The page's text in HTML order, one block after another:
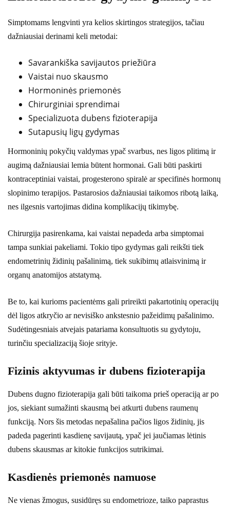
Simptomams lengvinti yra kelios skirtingos strategijos, tačiau
dažniausiai derinami keli metodai:
Savarankiška savijautos priežiūra
Vaistai nuo skausmo
Hormoninės priemonės
Chirurginiai sprendimai
Specializuota dubens fizioterapija
Sutapusių ligų gydymas
Hormoninių pokyčių valdymas ypač svarbus, nes ligos plitimą ir
augimą dažniausiai lemia būtent hormonai. Gali būti paskirti
kontraceptiniai vaistai, progesterono spiralė ar specifinės hormonų
slopinimo terapijos. Pastarosios dažniausiai taikomos ribotą laiką,
nes ilgesnis vartojimas didina komplikacijų tikimybę.
Chirurgija pasirenkama, kai vaistai nepadeda arba simptomai
tampa sunkiai pakeliami. Tokio tipo gydymas gali reikšti tiek
endometrinių židinių pašalinimą, tiek sukibimų atlaisvinimą ir
organų anatomijos atstatymą.
Be to, kai kurioms pacientėms gali prireikti pakartotinių operacijų
dėl ligos atkryčio ar nevisiško ankstesnio pažeidimų pašalinimo.
Sudėtingesniais atvejais patariama konsultuotis su gydytoju,
turinčiu specializaciją šioje srityje.
Fizinis aktyvumas ir dubens fizioterapija
Dubens dugno fizioterapija gali būti taikoma prieš operaciją ar po
jos, siekiant sumažinti skausmą bei atkurti dubens raumenų
funkciją. Nors šis metodas nepašalina pačios ligos židinių, jis
padeda pagerinti kasdienę savijautą, ypač jei jaučiamas lėtinis
dubens skausmas ar kitokie funkcijos sutrikimai.
Kasdienės priemonės namuose
Ne vienas žmogus, susidūręs su endometrioze, taiko paprastus